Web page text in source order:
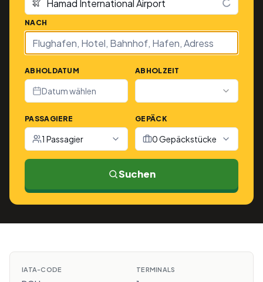
NACH
ABHOLDATUM
Datum wählen
ABHOLZEIT
PASSAGIERE
1 Passagier
GEPÄCK
0 Gepäckstücke
Suchen
IATA-CODE TERMINALS